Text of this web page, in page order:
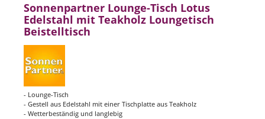
Sonnenpartner Lounge-Tisch Lotus
Edelstahl mit Teakholz Loungetisch
Beistelltisch
- Lounge-Tisch
- Gestell aus Edelstahl mit einer Tischplatte aus Teakholz
- Wetterbeständig und langlebig